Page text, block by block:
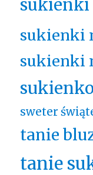
sukienki
sukienki
sukienki
sweter
tanie
tanie